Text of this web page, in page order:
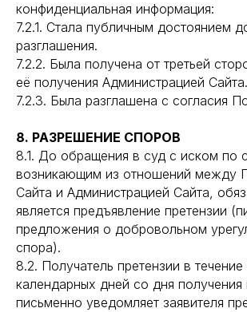
конфиденциальная информация:
7.2.1. Стала публичным достоянием
разглашения.
7.2.2. Была получена от третьей
её получения Администрацией Сайта.
7.2.3. Была разглашена с согласия
8. РАЗРЕШЕНИЕ СПОРОВ
8.1. До обращения в суд с иском по
возникающим из отношений между
Сайта и Администрацией Сайта,
является предъявление претензии
предложения о добровольном
спора).
8.2. Получатель претензии в
календарных дней со дня получения
письменно уведомляет заявителя